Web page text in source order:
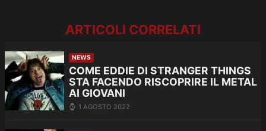
ARTICOLI CORRELATI
NEWS
COME EDDIE DI STRANGER THINGS
STA FACENDO RISCOPRIRE IL METAL
AI GIOVANI
1 AGOSTO 2022